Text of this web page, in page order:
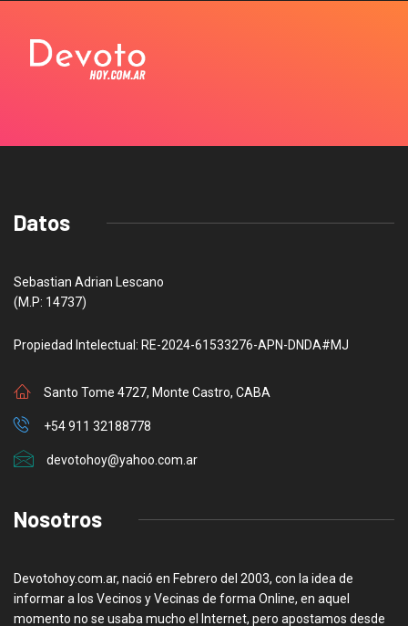
Datos
Sebastian Adrian Lescano
(M.P: 14737)
Propiedad Intelectual: RE-2024-61533276-APN-DNDA#MJ
Santo Tome 4727, Monte Castro, CABA
+54 911 32188778
devotohoy@yahoo.com.ar
Nosotros
Devotohoy.com.ar, nació en Febrero del 2003, con la idea de
informar a los Vecinos y Vecinas de forma Online, en aquel
momento no se usaba mucho el Internet, pero apostamos desde